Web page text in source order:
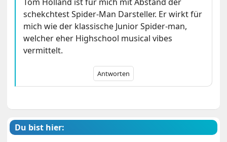
schekchtest Spider-Man Darsteller. Er wirkt für
mich wie der klassische Junior Spider-man,
welcher eher Highschool musical vibes
vermittelt.
Antworten
Du bist hier: